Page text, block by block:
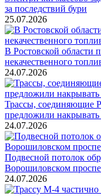
за последствий бури
25.07.2026
В Ростовской области
некачественного
24.07.2026
Трассы, соединяющие
предложили
24.07.2026
Подвесной потолок
Ворошиловском
24.07.2026